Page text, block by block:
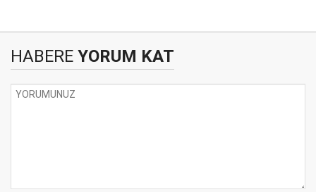
HABERE YORUM KAT